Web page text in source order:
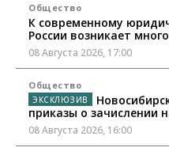
Общество
К современному
России возникает
08 Августа 2026, 17:00
Общество
приказы о зачислении
08 Августа 2026, 16:00